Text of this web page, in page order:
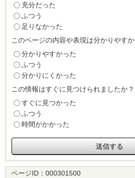
充分だった
ふつう
足りなかった
このページの内容や表現は分かりやす
分かりやすかった
ふつう
分かりにくかった
この情報はすぐに見つけられましたか？
すぐに見つかった
ふつう
時間がかかった
ページID： 000301500